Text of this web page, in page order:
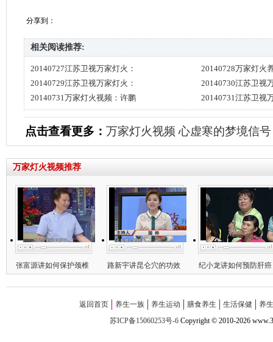
分享到：
相关阅读推荐:
20140727江苏卫视万家灯火：
20140728万家灯火
20140729江苏卫视万家灯火：
20140730江苏卫视
20140731万家灯火视频：许鹏
20140731江苏卫视
点击查看更多： 万家灯火视频 心虚寒的梦境信号
万家灯火视频推荐
张富源讲如何保护颈椎 路新宇讲昆仑穴的功效 纪小龙讲如何预防肝癌
返回首页 养生一族 养生运动 膳食养生 生活保健
养
苏ICP备15060253号-6Copyright©2010-2026